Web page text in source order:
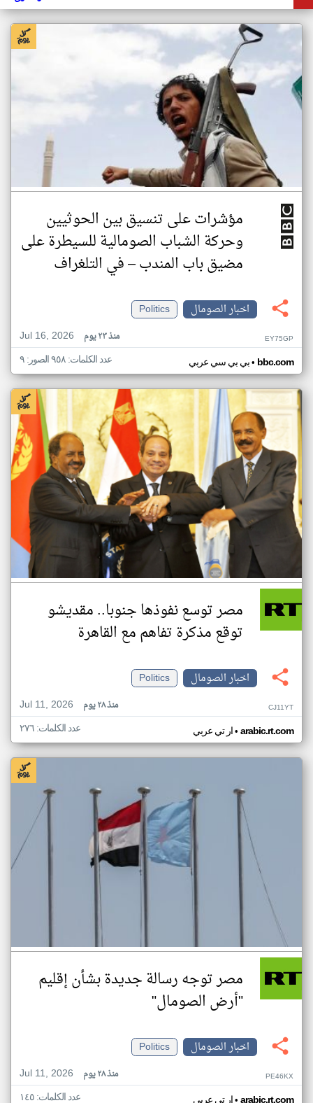
مؤشرات على تنسيق بين الحوثيين
وحركة الشباب الصومالية للسيطرة على
مضيق باب المندب – في التلغراف
اخبار الصومال
Politics
Jul 16, 2026
منذ ٢٣ يوم EY75GP
بي بي سي عربي• bbc.com عدد الكلمات: ٩٥٨ الصور: ٩
مصر توسع نفوذها جنوبا.. مقديشو
توقع مذكرة تفاهم مع القاهرة
اخبار الصومال
Politics
Jul 11, 2026
منذ ٢٨ يوم CJ11YT
ار تي عربي• arabic.rt.com عدد الكلمات: ٢٧٦
مصر توجه رسالة جديدة بشأن إقليم
"أرض الصومال"
اخبار الصومال
Politics
Jul 11, 2026
منذ ٢٨ يوم PE46KX
ار تي عربي arabic.rt.com عدد الكلمات: ١٤٥